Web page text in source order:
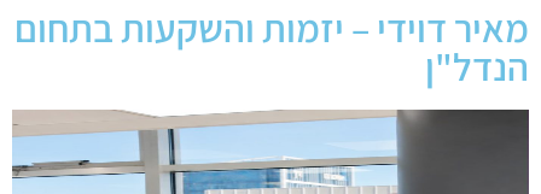
מאיר דוידי – יזמות והשקעות בתחום
הנדל"ן